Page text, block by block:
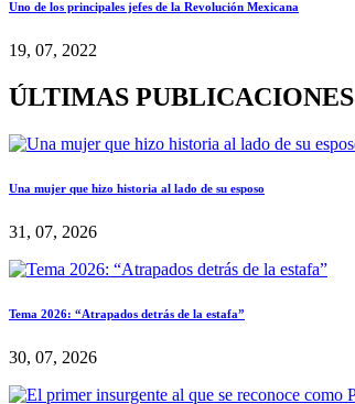
Uno de los principales jefes de la Revolución Mexicana
19, 07, 2022
ÚLTIMAS PUBLICACIONES
Una mujer que hizo historia al lado de su esposo
31, 07, 2026
Tema 2026: “Atrapados detrás de la estafa”
30, 07, 2026